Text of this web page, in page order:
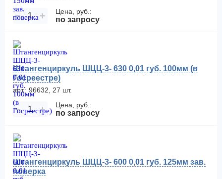
− + Цена, руб.:
по запросу
Штангенциркуль ШЦЦ-3- 630 0,01 губ. 100мм (в
Госреестре)
арт.: 96632, 27 шт.
− + Цена, руб.:
по запросу
Штангенциркуль ШЦЦ-3- 600 0,01 губ. 125мм зав.
поверка